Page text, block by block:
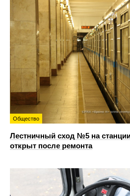
Общество
Лестничный сход №5 на
открыт после ремонта